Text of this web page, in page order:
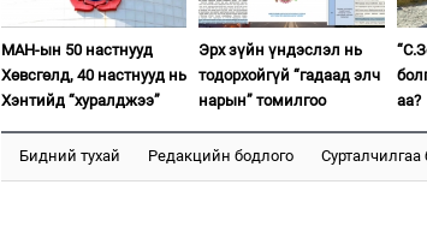
МАН-ын 50 настнууд
Хөвсгөлд, 40 настнууд нь
Хэнтийд “хуралджээ”
Эрх зүйн үндэслэл нь
тодорхойгүй “гадаад элч
нарын” томилгоо
аа?
Бидний тухай Редакцийн бодлого